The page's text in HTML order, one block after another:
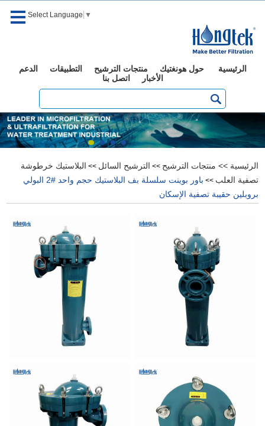
Select Language ▼
الرئيسية حول هونغتيك منتجات الترشيح التطبيقات
الدعم
الأخبار
اتصل بنا
الرئيسية >> منتجات الترشيح >> الترشيح السائل >> البلاستيك خرطوشة
تصفية العلب >>
باور بوينت سلسلة بف البلاستيك حجم واحد #2 البولي
بروبلين حقيبة تصفية الإسكان